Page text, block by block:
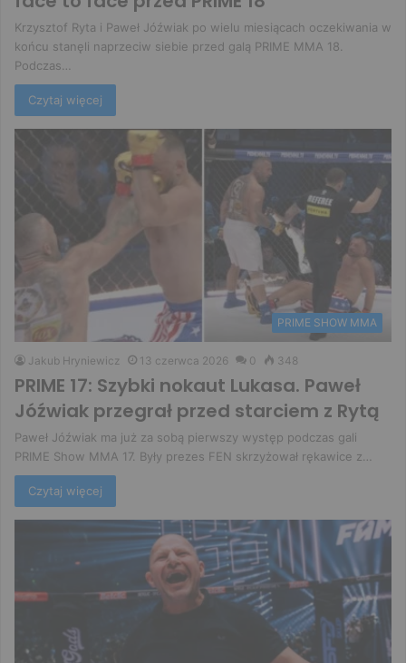
Krzysztof Ryta i Paweł Jóźwiak po wielu miesiącach oczekiwania w
końcu stanęli naprzeciw siebie przed galą PRIME MMA 18.
Podczas…
Czytaj więcej
PRIME SHOW MMA
Jakub Hryniewicz 13 czerwca 2026 0 348
PRIME 17: Szybki nokaut Lukasa. Paweł
Jóźwiak przegrał przed starciem z Rytą
Paweł Jóźwiak ma już za sobą pierwszy występ podczas gali
PRIME Show MMA 17. Były prezes FEN skrzyżował rękawice z…
Czytaj więcej